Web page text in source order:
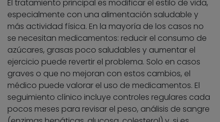
El tratamiento principal es modificar el estilo de vida,
especialmente con una alimentación saludable y
más actividad física. En la mayoría de los casos no
se necesitan medicamentos: reducir el consumo de
azúcares, grasas poco saludables y aumentar el
ejercicio puede revertir el problema. Solo en casos
graves o que no mejoran con estos cambios, el
médico puede valorar el uso de medicamentos. El
seguimiento clínico incluye controles regulares cada
pocos meses para revisar el peso, análisis de sangre